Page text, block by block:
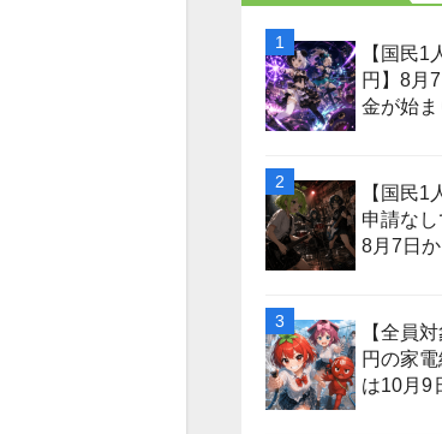
【国民1
円】8月
金が始ま
【国民1
申請なし
8月7日
【全員
円の家
は10月9